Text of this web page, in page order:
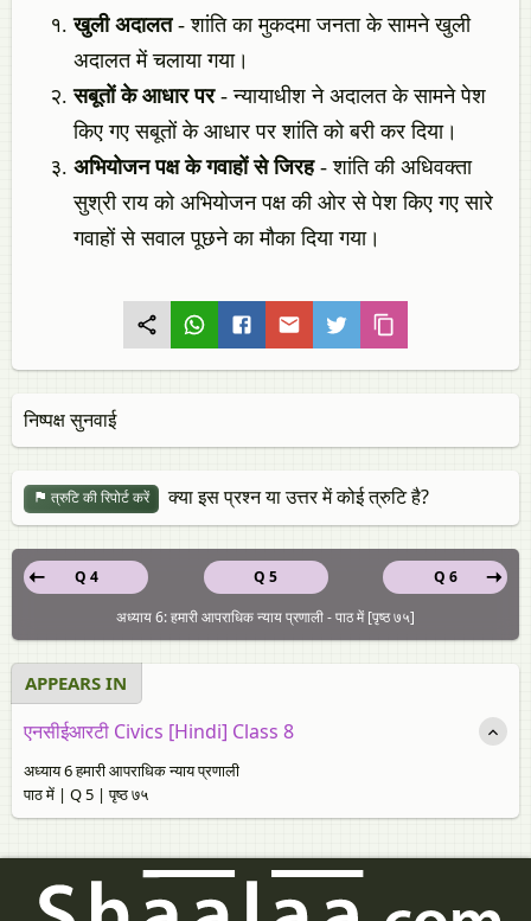
खुली अदालत- शांति का मुकदमा जनता के सामने खुली
अदालत में चलाया गया।
सबूतों के आधार पर - न्यायाधीश ने अदालत के सामने पेश
किए गए सबूतों के आधार पर शांति को बरी कर दिया।
अभियोजन पक्ष के गवाहों से जिरह - शांति की अधिवक्ता
सुश्री राय को अभियोजन पक्ष की ओर से पेश किए गए सारे
गवाहों से सवाल पूछने का मौका दिया गया।
निष्पक्ष सुनवाई
त्रुटि की रिपोर्ट करें क्या इस प्रश्न या उत्तर में कोई त्रुटि है?
Q 5
Q 4
Q 6
अध्याय 6: हमारी आपराधिक न्याय प्रणाली - पाठ में [पृष्ठ ७५]
APPEARS IN
एनसीईआरटी Civics [Hindi] Class 8
अध्याय 6 हमारी आपराधिक न्याय प्रणाली
पाठ में | Q 5 | पृष्ठ ७५